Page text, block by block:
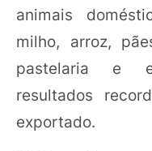
animais
milho, arroz,
pastelaria e
resultados
exportado.